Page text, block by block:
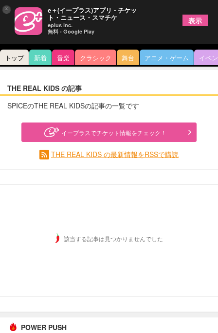
トップ 新着 音楽 クラシック 舞台 アニメ・ゲーム イベ
THE REAL KIDS の記事
SPICEのTHE REAL KIDSの記事の一覧です
イープラスでチケット情報をチェック！
THE REAL KIDS の最新情報をRSSで購読
該当する記事は見つかりませんでした
POWER PUSH
× e＋(イープラス)アプリ - チケッ
ト・ニュース・スマチケ
eplus inc.
無料 - Google Play
表示